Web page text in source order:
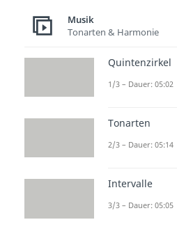
Musikstücke
berühmtesten
Ludwig
Musik
Tonarten & Harmonie
Quintenzirkel
1/3 – Dauer: 05:02
Tonarten
2/3 – Dauer: 05:14
Intervalle
3/3 – Dauer: 05:05